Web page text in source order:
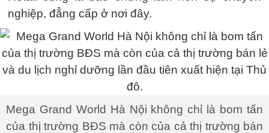
nghiệp, đẳng cấp ở nơi đây.
Mega Grand World Hà Nội không chỉ là bom tấn
của thị trường BĐS mà còn của cả thị trường bán